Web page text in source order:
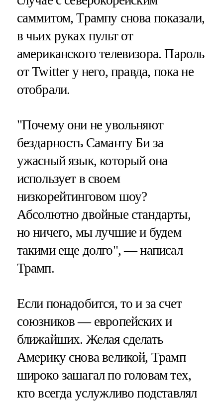
саммитом, Трампу снова показали,
в чьих руках пульт от
американского телевизора. Пароль
от Twitter у него, правда, пока не
отобрали.
"Почему они не увольняют
бездарность Саманту Би за
ужасный язык, который она
использует в своем
низкорейтинговом шоу?
Абсолютно двойные стандарты,
но ничего, мы лучшие и будем
такими еще долго", — написал
Трамп.
Если понадобится, то и за счет
союзников — европейских и
ближайших. Желая сделать
Америку снова великой, Трамп
широко зашагал по головам тех,
кто всегда услужливо подставлял